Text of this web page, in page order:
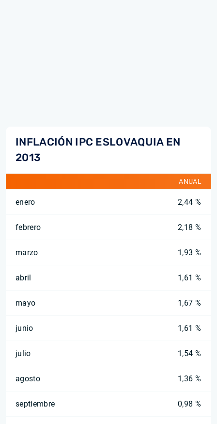
INFLACIÓN IPC ESLOVAQUIA EN
2013
ANUAL
enero 2,44 %
febrero 2,18 %
marzo 1,93 %
abril 1,61 %
mayo 1,67 %
junio 1,61 %
julio 1,54 %
agosto 1,36 %
septiembre 0,98 %